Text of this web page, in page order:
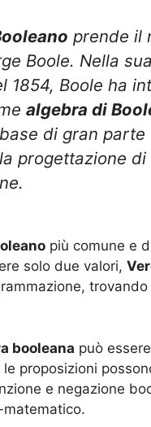
prende il
Boole. Nella
1854, Boole ha
algebra di
di gran parte
progettazione
più comune e
solo due valori,
booleana può
proposizioni
e negazione